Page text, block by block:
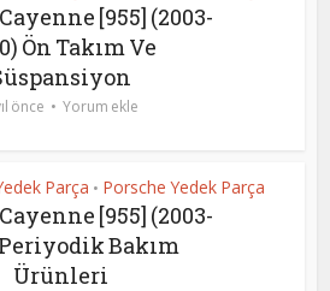
[955] (2003-
Ön Takım Ve
önce Yorum ekle
Parça • Porsche Yedek Parça
[955] (2003-
Periyodik Bakım
Ürünleri